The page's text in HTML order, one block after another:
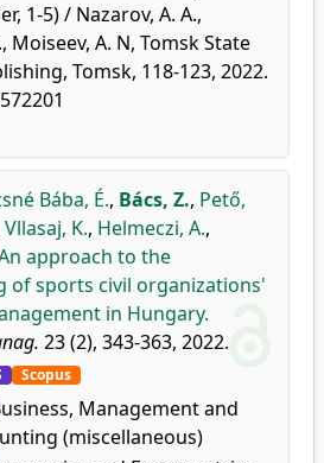
1-5) / Nazarov, A. A.,
Moiseev, A. N, Tomsk State
Tomsk, 118-123, 2022.
Bába, É., Bács, Z., Pető,
Vllasaj, K., Helmeczi, A.,
approach to the
of sports civil organizations'
in Hungary.
23 (2), 343-363, 2022.
Scopus
Management and
(miscellaneous)